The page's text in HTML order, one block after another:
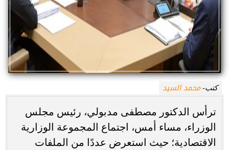
كتب-محمد السيد
ترأس الدكتور مصطفى مدبولي، رئيس مجلس
الوزراء، مساء أمس، اجتماع المجموعة الوزارية
الاقتصادية؛ حيث استعرض عددًا من الملفات